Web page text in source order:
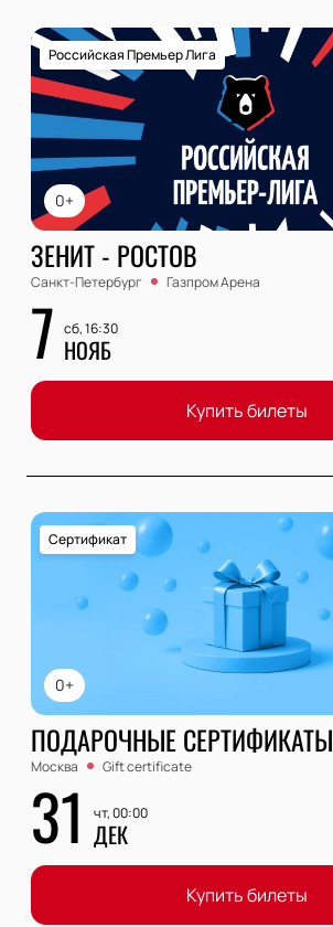
0+
Российская Премьер Лига
ЗЕНИТ - РОСТОВ
Санкт-Петербург Газпром Арена
7 сб, 16:30
НОЯБ
Купить билеты
0+
Сертификат
ПОДАРОЧНЫЕ СЕРТИФИКАТЫ
Москва Gift certificate
31 чт, 00:00
ДЕК
Купить билеты